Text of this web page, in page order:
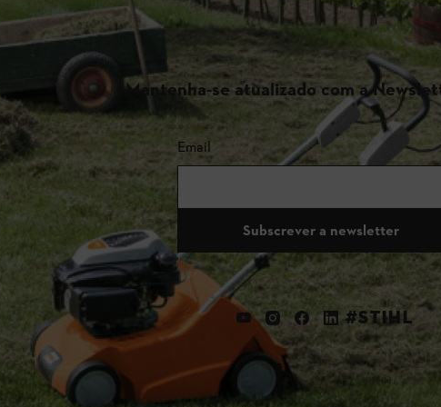
Mantenha-se atualizado com a
Email
Subscrever a newsletter
#STIHL